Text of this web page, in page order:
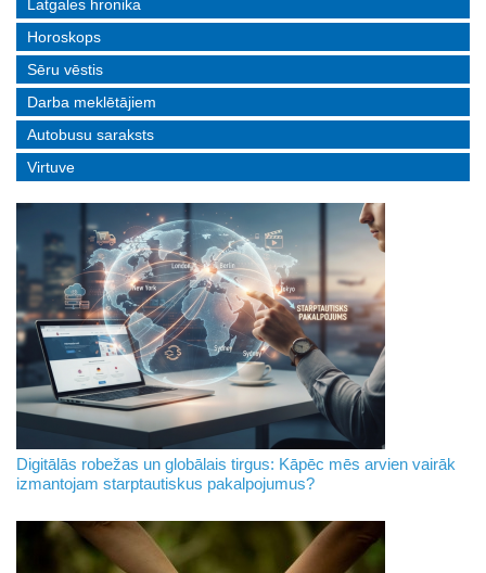
Latgales hronika
Horoskops
Sēru vēstis
Darba meklētājiem
Autobusu saraksts
Virtuve
Digitālās robežas un globālais tirgus: Kāpēc mēs arvien vairāk
izmantojam starptautiskus pakalpojumus?